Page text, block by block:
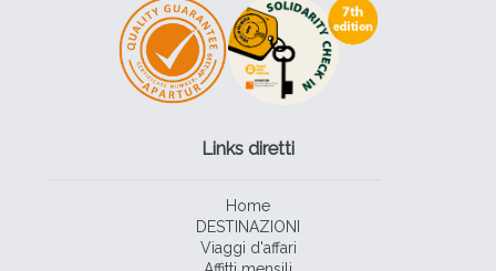
Links diretti
Home
DESTINAZIONI
Viaggi d'affari